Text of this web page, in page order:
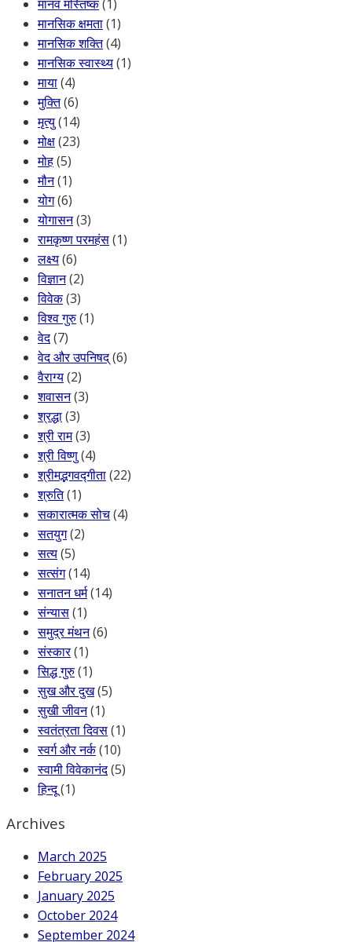
मानव मस्तिष्क(1)
मानसिक क्षमता(1)
मानसिक शक्ति(4)
मानसिक स्वास्थ्य(1)
माया(4)
मुक्ति(6)
मृत्यु(14)
मोक्ष(23)
मोह(5)
मौन(1)
योग(6)
योगासन(3)
रामकृष्ण परमहंस(1)
लक्ष्य(6)
विज्ञान(2)
विवेक(3)
विश्व गुरु(1)
वेद(7)
वेद और उपनिषद्(6)
वैराग्य(2)
शवासन(3)
श्रद्धा(3)
श्री राम(3)
श्री विष्णु(4)
श्रीमद्भगवद्गीता(22)
श्रुति(1)
सकारात्मक सोच(4)
सतयुग(2)
सत्य(5)
सत्संग(14)
सनातन धर्म(14)
संन्यास(1)
समुद्र मंथन(6)
संस्कार(1)
सिद्ध गुरु(1)
सुख और दुख(5)
सुखी जीवन(1)
स्वतंत्रता दिवस(1)
स्वर्ग और नर्क(10)
स्वामी विवेकानंद(5)
हिन्दू(1)
Archives
March 2025
February 2025
January 2025
October 2024
September 2024